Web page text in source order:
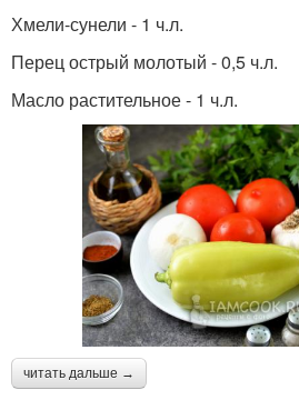
Хмели-сунели - 1 ч.л.
Перец острый молотый - 0,5 ч.л.
Масло растительное - 1 ч.л.
читать дальше →